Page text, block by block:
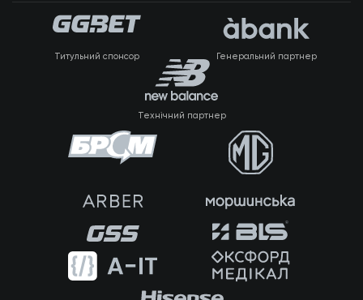
Титульний спонсор Генеральний партнер
Технічний партнер